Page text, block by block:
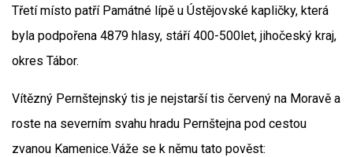
Třetí místo patří Památné lípě u Ústějovské kapličky, která
byla podpořena 4879 hlasy, stáří 400-500let, jihočeský kraj,
okres Tábor.
Vítězný Pernštejnský tis je nejstarší tis červený na Moravě a
roste na severním svahu hradu Pernštejna pod cestou
zvanou Kamenice.Váže se k němu tato pověst: